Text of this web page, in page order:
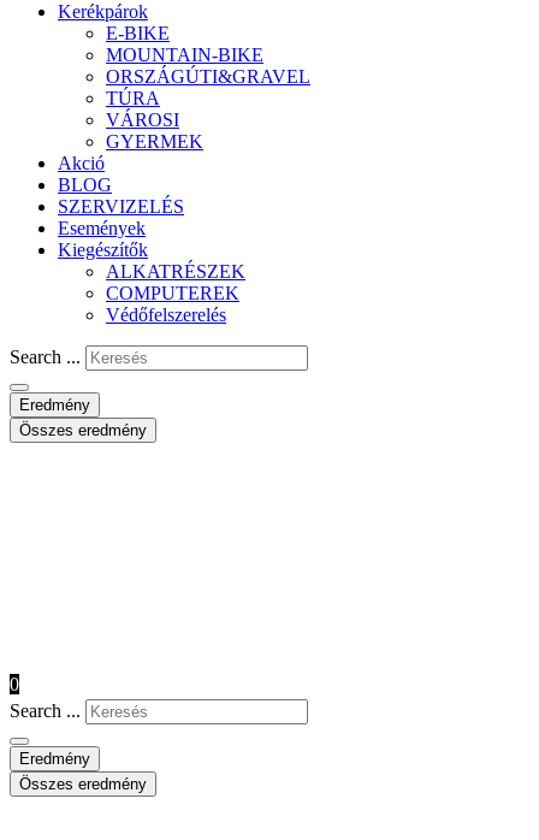
Kerékpárok
E-BIKE
MOUNTAIN-BIKE
ORSZÁGÚTI&GRAVEL
TÚRA
VÁROSI
GYERMEK
Akció
BLOG
SZERVIZELÉS
Események
Kiegészítők
ALKATRÉSZEK
COMPUTEREK
Védőfelszerelés
Search ...
Eredmény
Összes eredmény
0
Search ...
Eredmény
Összes eredmény